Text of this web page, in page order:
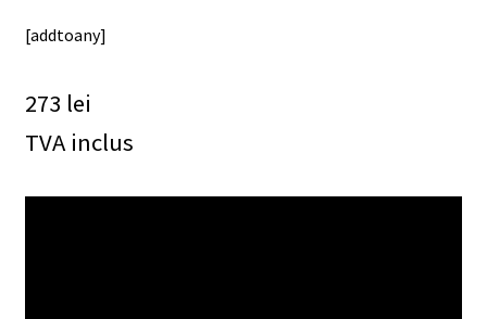
[addtoany]
273 lei
TVA inclus